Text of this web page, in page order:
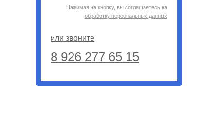
Нажимая на кнопку, вы соглашаетесь на
обработку персональных данных
или звоните
8 926 277 65 15